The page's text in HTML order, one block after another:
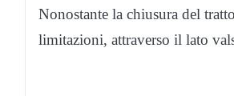
Nonostante la chiusura del
limitazioni, attraverso il lato